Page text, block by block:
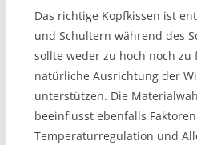
Das richtige Kopfkissen ist
und Schultern während des
sollte weder zu hoch noch zu
natürliche Ausrichtung der
unterstützen. Die
beeinflusst ebenfalls
Temperaturregulation und